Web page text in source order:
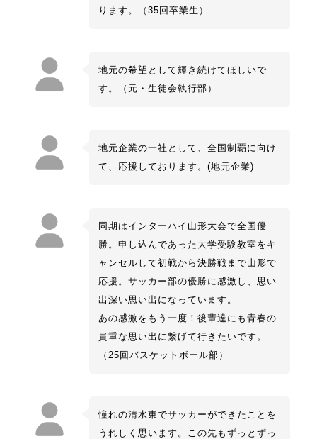
ります。（35回卒業生）
地元の希望として輝き続けてほしいで
す。（元・生徒会執行部）
地元企業の一社として、全国制覇に向け
て、応援しております。(地元企業)
同期はインターハイ山形大会で全国優
勝。申し込んであった大学受験教室をキ
ャンセルして初戦から決勝戦まで山形で
応援。サッカー部の優勝に感激し、思い
出深い思い出になっています。
あの感激をもう一度！後輩達にも青春の
貴重な思い出に繋げて行きたいです。
（25回バスケットボール部）
憧れの清水東でサッカーができたことを
うれしく思います。この先もずっとずっ